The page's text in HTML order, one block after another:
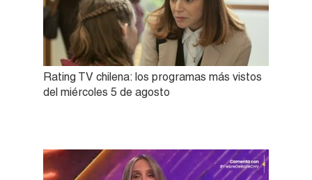
Rating TV chilena: los programas más vistos
del miércoles 5 de agosto